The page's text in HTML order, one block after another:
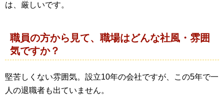
は、厳しいです。
職員の方から見て、職場はどんな社風・雰囲
気ですか？
堅苦しくない雰囲気。設立10年の会社ですが、この5年で一
人の退職者も出ていません。